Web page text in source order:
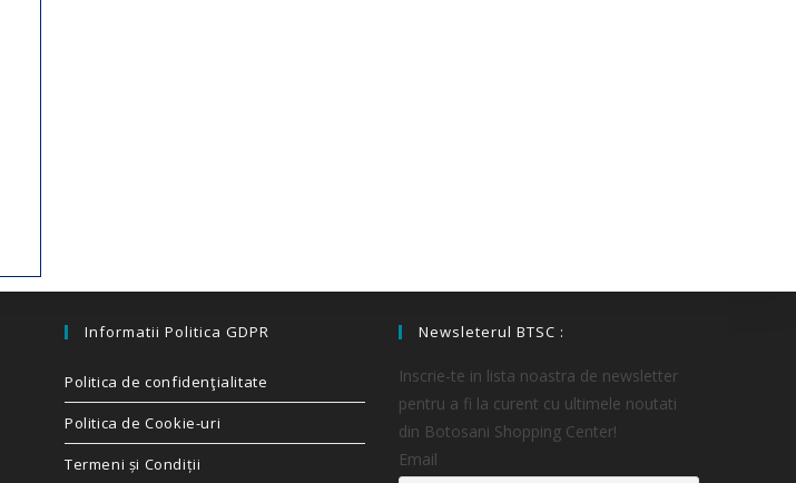
Informatii Politica GDPR
Politica de confidenţialitate
Politica de Cookie-uri
Termeni și Condiții
Newsleterul BTSC :
Inscrie-te in lista noastra de newsletter
pentru a fi la curent cu ultimele noutati
din Botosani Shopping Center!
Email